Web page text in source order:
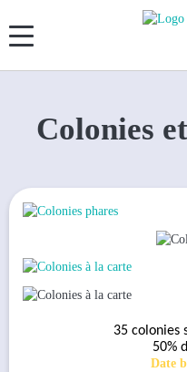
Colonies
35 colonies
50%
Date
Panneau de gestion des cookies